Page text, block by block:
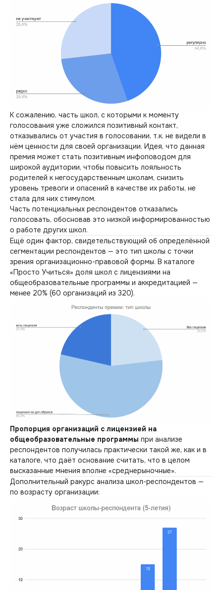
К сожалению, часть школ, с которыми к моменту
голосования уже сложился позитивный контакт,
отказывались от участия в голосовании, т.к. не видели в
нём ценности для своей организации. Идея, что данная
премия может стать позитивным инфоповодом для
широкой аудитории, чтобы повысить лояльность
родителей к негосударственным школам, снизить
уровень тревоги и опасений в качестве их работы, не
стала для них стимулом.
Часть потенциальных респондентов отказались
голосовать, обосновав это низкой информированностью
о работе других школ.
Ещё один фактор, свидетельствующий об определённой
сегментации респондентов — это тип школы с точки
зрения организационно-правовой формы. В каталоге
«Просто Учиться» доля школ с лицензиями на
общеобразовательные программы и аккредитацией —
менее 20% (60 организаций из 320).
Пропорция организаций с лицензией на
общеобразовательные программы при анализе
респондентов получилась практически такой же, как и в
каталоге, что даёт основание считать, что в целом
высказанные мнения вполне «среднерыночные».
Дополнительный ракурс анализа школ-респондентов —
по возрасту организации: